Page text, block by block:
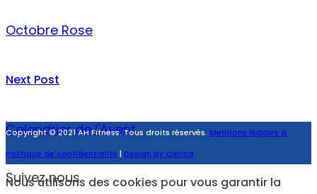
Octobre Rose
Next Post
Calendrier de l'Avent
Suivez nous
Copyright © 2021 AH Fitness. Tous droits réservés. Mentions légales &
Politique de confidentialité | Design by Oxirina
Nous utilisons des cookies pour vous garantir la